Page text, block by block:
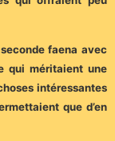
faena avec
qui méritaient une
intéressantes
que d’en